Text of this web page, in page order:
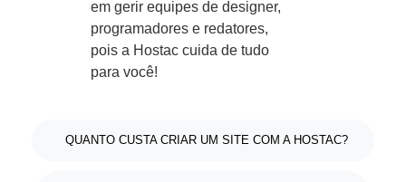
em gerir equipes de designer,
programadores e redatores,
pois a Hostac cuida de tudo
para você!
QUANTO CUSTA CRIAR UM SITE COM A HOSTAC?